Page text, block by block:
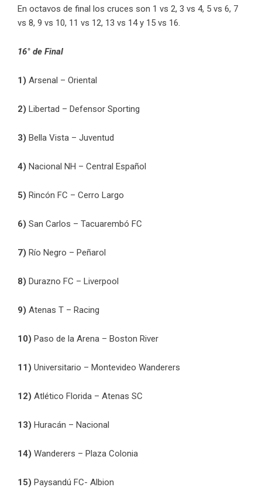
En octavos de final los cruces son 1 vs 2, 3 vs 4, 5 vs 6, 7
vs 8, 9 vs 10, 11 vs 12, 13 vs 14 y 15 vs 16.
16° de Final
1) Arsenal – Oriental
2) Libertad – Defensor Sporting
3) Bella Vista – Juventud
4) Nacional NH – Central Español
5) Rincón FC – Cerro Largo
6) San Carlos – Tacuarembó FC
7) Río Negro – Peñarol
8) Durazno FC – Liverpool
9) Atenas T – Racing
10) Paso de la Arena – Boston River
11) Universitario – Montevideo Wanderers
12) Atlético Florida – Atenas SC
13) Huracán – Nacional
14) Wanderers – Plaza Colonia
15) Paysandú FC- Albion